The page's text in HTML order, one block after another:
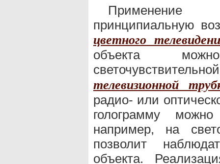
принципиальную
цветного
объекта
телевизионной
радио- или
голограмму
например, на
позволит
объекта.